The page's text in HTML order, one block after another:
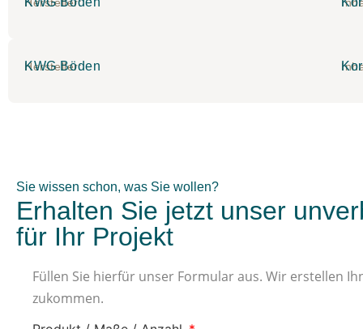
Hersteller:
KWG Böden
Sie wissen schon, was Sie wollen?
Erhalten Sie jetzt unser
für Ihr Projekt
Füllen Sie hierfür unser Formular aus. Wir erstellen
zukommen.